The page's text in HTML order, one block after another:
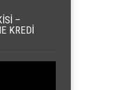
–
KREDI